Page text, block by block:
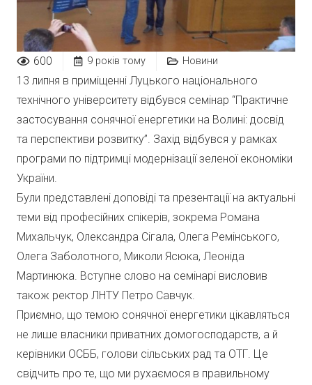
600 9 років тому Новини
13 липня в приміщенні Луцького національного
технічного університету відбувся семінар “Практичне
застосування сонячної енергетики на Волині: досвід
та перспективи розвитку”. Захід відбувся у рамках
програми по підтримці модернізації зеленої економіки
України.
Були представлені доповіді та презентації на актуальні
теми від професійних спікерів, зокрема Романа
Михальчук, Олександра Сігала, Олега Ремінського,
Олега Заболотного, Миколи Ясюка, Леоніда
Мартинюка. Вступне слово на семінарі висловив
також ректор ЛНТУ Петро Савчук.
Приємно, що темою сонячної енергетики цікавляться
не лише власники приватних домогосподарств, а й
керівники ОСББ, голови сільських рад та ОТГ. Це
свідчить про те, що ми рухаємося в правильному